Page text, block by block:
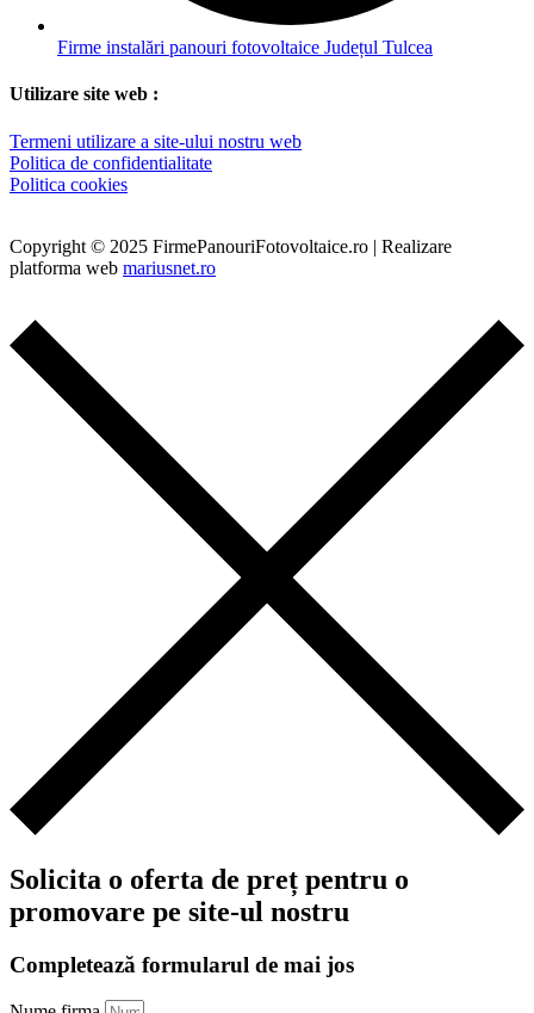
Firme instalări panouri fotovoltaice Județul Tulcea
Utilizare site web :
Termeni utilizare a site-ului nostru web
Politica de confidentialitate
Politica cookies
Copyright © 2025 FirmePanouriFotovoltaice.ro | Realizare
platforma web mariusnet.ro
Solicita o oferta de preț pentru o
promovare pe site-ul nostru
Completează formularul de mai jos